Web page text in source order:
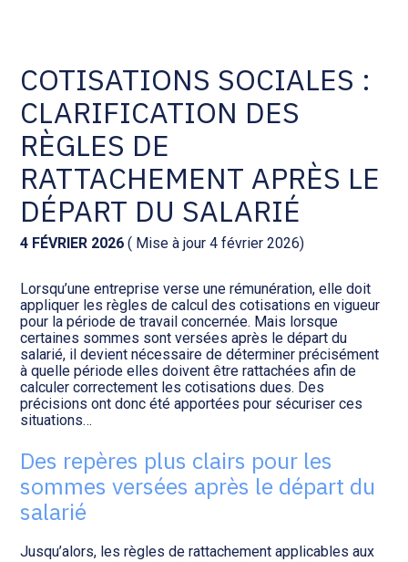
Social et ressources humaines
Assistance juridique
Pilotage d’entreprise
Gestion de patrimoine
Procédures collectives
Transition numérique
Tenue de votre comptabilité :
ACD
Facturation et pilotage :
EVOLIZ
Facturation et pilotage : MEG
Analyse et tableau de bord :
WAIBI
Gérer vos ressources
humaines : SILAE
COTISATIONS SOCIALES :
CLARIFICATION DES
RÈGLES DE
RATTACHEMENT APRÈS LE
DÉPART DU SALARIÉ
4 FÉVRIER 2026 ( Mise à jour 4 février 2026)
Lorsqu’une entreprise verse une rémunération, elle doit
appliquer les règles de calcul des cotisations en vigueur
pour la période de travail concernée. Mais lorsque
certaines sommes sont versées après le départ du
salarié, il devient nécessaire de déterminer précisément
à quelle période elles doivent être rattachées afin de
calculer correctement les cotisations dues. Des
précisions ont donc été apportées pour sécuriser ces
situations…
Des repères plus clairs pour les
sommes versées après le départ du
salarié
Jusqu’alors, les règles de rattachement applicables aux